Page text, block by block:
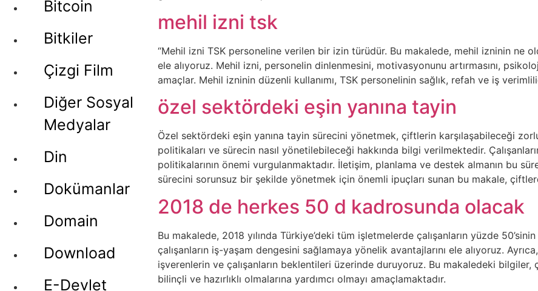
Bitcoin
Bitkiler
Çizgi Film
Diğer Sosyal
Medyalar
Din
Dokümanlar
Domain
Download
E-Devlet
mehil izni tsk
“Mehil izni TSK personeline verilen bir izin türüdür. Bu makalede, mehil izninin ne
ele alıyoruz. Mehil izni, personelin dinlenmesini, motivasyonunu artırmasını,
amaçlar. Mehil izninin düzenli kullanımı, TSK personelinin sağlık, refah ve iş
özel sektördeki eşin yanına tayin
Özel sektördeki eşin yanına tayin sürecini yönetmek, çiftlerin karşılaşabileceği
politikaları ve sürecin nasıl yönetilebileceği hakkında bilgi verilmektedir.
politikalarının önemi vurgulanmaktadır. İletişim, planlama ve destek almanın bu
sürecini sorunsuz bir şekilde yönetmek için önemli ipuçları sunan bu makale,
2018 de herkes 50 d kadrosunda olacak
Bu makalede, 2018 yılında Türkiye’deki tüm işletmelerde çalışanların yüzde
çalışanların iş-yaşam dengesini sağlamaya yönelik avantajlarını ele alıyoruz.
işverenlerin ve çalışanların beklentileri üzerinde duruyoruz. Bu makaledeki
bilinçli ve hazırlıklı olmalarına yardımcı olmayı amaçlamaktadır.